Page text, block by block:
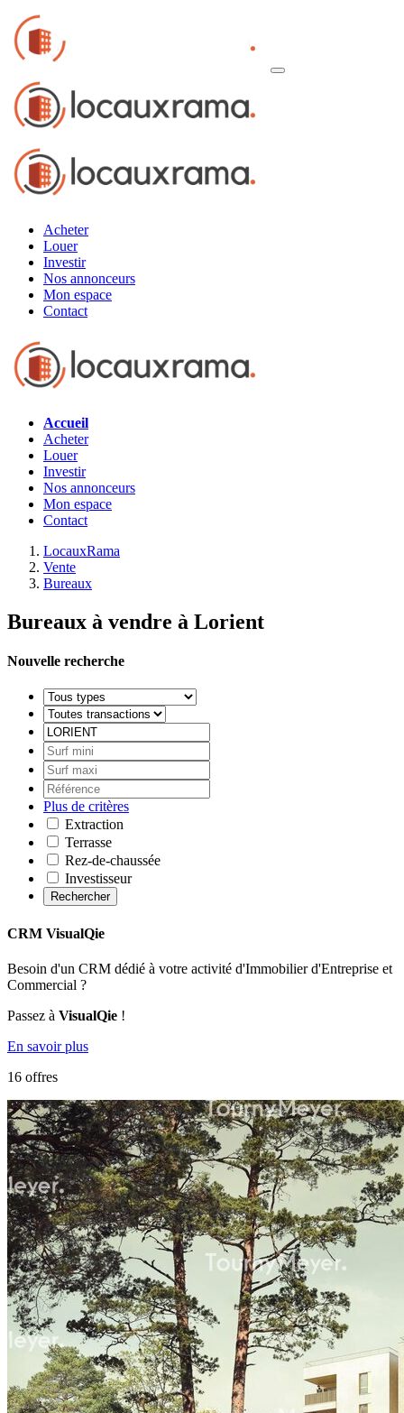
Acheter
Louer
Investir
Nos annonceurs
Mon espace
Contact
Accueil
Acheter
Louer
Investir
Nos annonceurs
Mon espace
Contact
LocauxRama
Vente
Bureaux
Bureaux à vendre à Lorient
Nouvelle recherche
Plus de critères
Extraction
Terrasse
Rez-de-chaussée
Investisseur
Rechercher
CRM VisualQie
Besoin d'un CRM dédié à votre activité d'Immobilier d'Entreprise et
Commercial ?
Passez à VisualQie !
En savoir plus
16 offres